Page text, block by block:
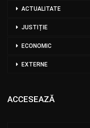
ACTUALITATE
JUSTIȚIE
ECONOMIC
EXTERNE
ACCESEAZĂ